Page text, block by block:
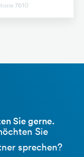
7610
Sie gerne.
Sie
sprechen?